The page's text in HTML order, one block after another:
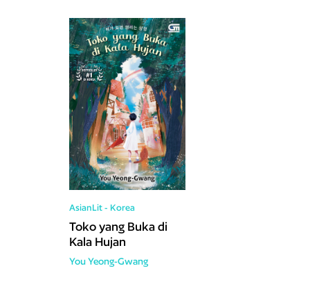
AsianLit - Korea
Toko yang Buka di
Kala Hujan
You Yeong-Gwang